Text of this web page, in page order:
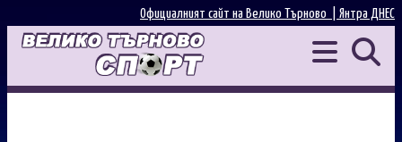
Янтра ДНЕС
Официалният сайт на Велико Търново |